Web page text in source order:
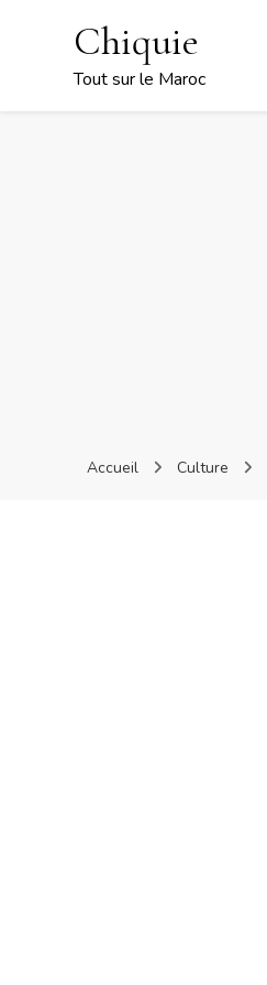
Chiquie
Tout sur le Maroc
Accueil Culture